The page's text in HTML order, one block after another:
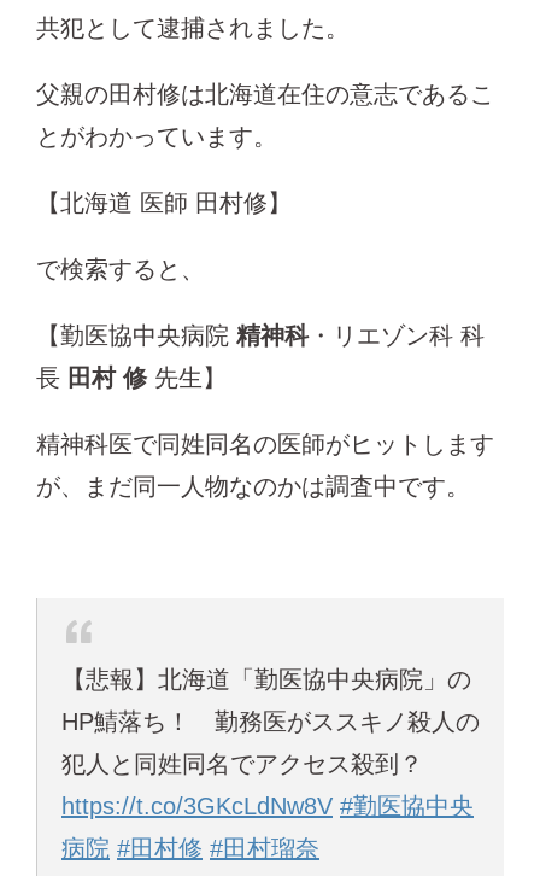
共犯として逮捕されました。
父親の田村修は北海道在住の意志であるこ
とがわかっています。
【北海道 医師 田村修】
で検索すると、
【勤医協中央病院 精神科・リエゾン科 科
長 田村 修先生】
精神科医で同姓同名の医師がヒットします
が、まだ同一人物なのかは調査中です。
【悲報】北海道「勤医協中央病院」の
HP鯖落ち！ 勤務医がススキノ殺人の
犯人と同姓同名でアクセス殺到？
https://t.co/3GKcLdNw8V #勤医協中央
病院 #田村修 #田村瑠奈